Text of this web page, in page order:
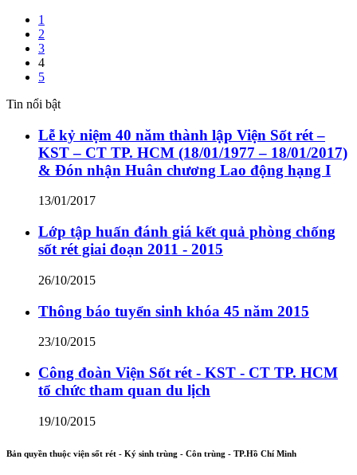
1
2
3
4
5
Tin nổi bật
Lễ kỷ niệm 40 năm thành lập Viện Sốt rét –
KST – CT TP. HCM (18/01/1977 – 18/01/2017)
& Đón nhận Huân chương Lao động hạng I
13/01/2017
Lớp tập huấn đánh giá kết quả phòng chống
sốt rét giai đoạn 2011 - 2015
26/10/2015
Thông báo tuyển sinh khóa 45 năm 2015
23/10/2015
Công đoàn Viện Sốt rét - KST - CT TP. HCM
tổ chức tham quan du lịch
19/10/2015
Bản quyền thuộc viện sốt rét - Ký sinh trùng - Côn trùng - TP.Hồ Chí Minh